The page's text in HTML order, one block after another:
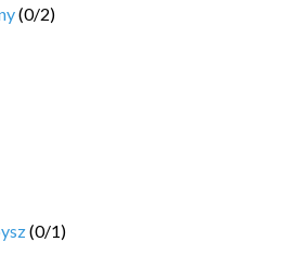
(0/2)
(0/1)